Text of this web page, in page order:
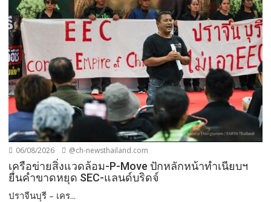
06/08/2026 @ch-newsthailand.com
เครือข่ายสิ่งแวดล้อม-P-Move ปักหลักหน้าทำเนียบฯ
ยื่นคำขาดหยุด SEC-แลนด์บริดจ์
ปราจีนบุรี – เคร...